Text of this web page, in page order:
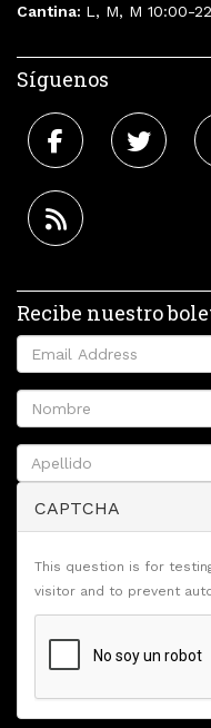
Cantina: L, M, M 10:00-
Síguenos
Recibe nuestro
CAPTCHA
This question is for
visitor and to prevent